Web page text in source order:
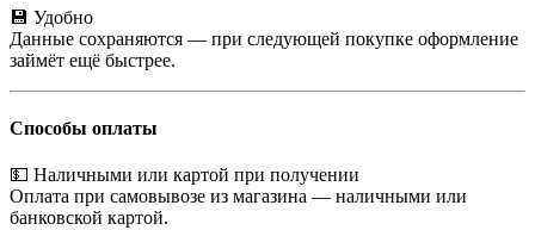
💾 Удобно
Данные сохраняются — при следующей покупке оформление
займёт ещё быстрее.
Способы оплаты
💵 Наличными или картой при получении
Оплата при самовывозе из магазина — наличными или
банковской картой.